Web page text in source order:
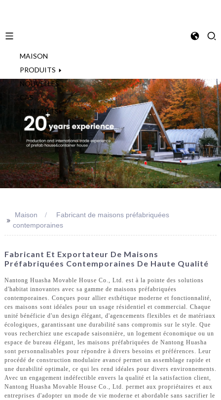
MAISON
PRODUITS
NOUVELLES
CAS
CONTACTS
>> Maison
Fabricant de maisons préfabriquées
contemporaines
Fabricant Et Exportateur De Maisons
Préfabriquées Contemporaines De Haute Qualité
Nantong Huasha Movable House Co., Ltd. est à la pointe des solutions
d'habitat innovantes avec sa gamme de maisons préfabriquées
contemporaines. Conçues pour allier esthétique moderne et fonctionnalité,
ces maisons sont idéales pour un usage résidentiel et commercial. Chaque
unité bénéficie d'un design élégant, d'agencements flexibles et de matériaux
écologiques, garantissant une durabilité sans compromis sur le style. Que
vous recherchiez une escapade saisonnière, un logement économique ou un
espace de bureau élégant, les maisons préfabriquées de Nantong Huasha
sont personnalisables pour répondre à divers besoins et préférences. Leur
procédé de construction modulaire avancé permet un assemblage rapide et
une durabilité optimale, ce qui les rend idéales pour divers environnements.
Avec un engagement indéfectible envers la qualité et la satisfaction client,
Nantong Huasha Movable House Co., Ltd. permet aux propriétaires et aux
entreprises d'adopter un mode de vie moderne et abordable sans sacrifier le